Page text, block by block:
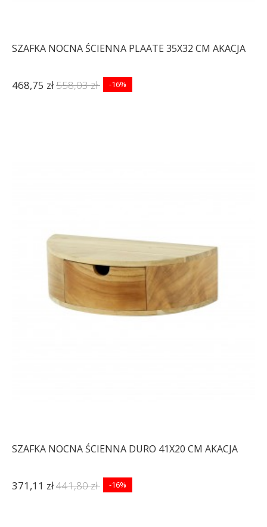
SZAFKA NOCNA ŚCIENNA PLAATE 35X32 CM AKACJA
468,75 zł558,03 zł -16%
SZAFKA NOCNA ŚCIENNA DURO 41X20 CM AKACJA
371,11 zł441,80 zł -16%